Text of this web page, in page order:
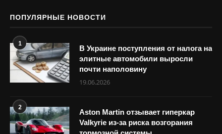
ПОПУЛЯРНЫЕ НОВОСТИ
1
В Украине поступления от налога на
элитные автомобили выросли
почти наполовину
19.06.2026
2
Aston Martin отзывает гиперкар
Valkyrie из-за риска возгорания